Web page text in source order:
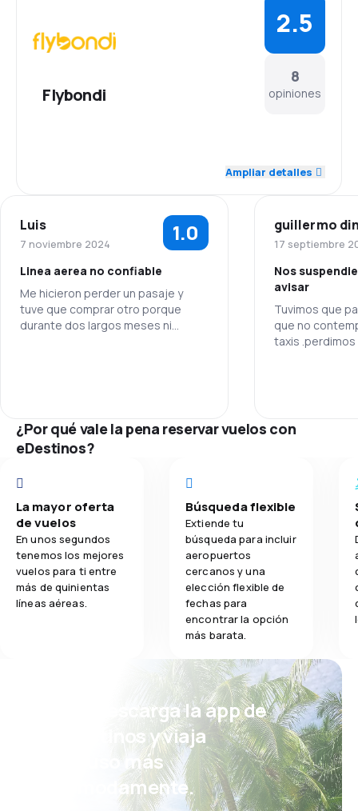
Flybondi
8
opiniones
2.5
Red de conexiones 2.6
Precio del billete 3.0
Comodidad de viaje 2.3
Ampliar detalles
Luis
7 noviembre 2024 1.0
Linea aerea no confiable
Me hicieron perder un pasaje y
tuve que comprar otro porque
durante dos largos meses ni
Hotel en Mendoza y perder una
noche de reserva de hotel en
Buenos Aires.
compañías
guillermo
17 septiembre
Nos
avisar
Tuvimos que
que no
taxis
conexión a
viajar con
Precio del
Comodidad
Transporte
¿Por qué vale la pena reservar vuelos con
eDestinos?
La mayor oferta
de vuelos
En unos segundos
tenemos los mejores
vuelos para ti entre
más de quinientas
líneas aéreas.
Búsqueda flexible
Extiende tu
búsqueda para incluir
aeropuertos
cercanos y una
elección flexible de
fechas para
encontrar la opción
más barata.
¡Eh! Descarga la app de
eDestinos y viaja
incluso más
cómodamente.